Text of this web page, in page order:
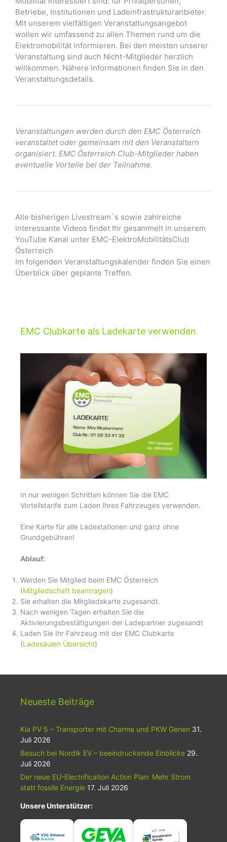
Betriebe, Institutionen und Ladeinfrastrukturanbieter.
Mit unserem vielfältigen Veranstaltungsangebot
wollen wir umfassend zu allen Themen rund um die
Elektromobilität informieren. Bei den meisten unserer
Veranstaltung sind auch Nicht-Mitglieder herzlich
willkommen. Nähere Informationen finden Sie in den
Veranstaltungsdetails.
Veranstaltungen werden durch den EMC Österreich
veranstaltet oder gemeinsam mit den Veranstaltern
organisiert. EMC Österreich Club-Mitglieder haben
eventuelle Vorteile bei der Teilnahme.
Alle bisherigen Livestream`s sowie zahlreiche
interessante Videos findet Ihr gesammelt in unserem
YouTube Kanal unter EMC-ElektroMobilitätsClub
Österreich
Im folgenden Veranstaltungskalender finden Sie einen
Überblick über geplante Treffen.
EMC Clubkarte als Ladekarte verwenden
In nur wenigen Schritten können Sie die EMC
Vorteilstarife zum Laden Ihres Fahrzeuges verwenden.
Eine Karte für alle Ladestationen und ganz ohne
Grundgebühren!
Ablauf:
Werden Sie Mitglied beim EMC Österreich
(Mitgliedschaft beantragen)
Sie erhalten die Mitgliedskarte zugesandt.
Nach wenigen Tagen erhalten Sie die
Aktivierungsbestätigungen der Ladepartner zugesandt
Laden Sie Ihr Fahrzeug mit der EMC Clubkarte
(Ladesäulen Übersicht)
Neueste Beiträge
Kia PV 5 – Transporter mit Charme und PKW Genen 31.
Juli 2026
Besuch bei Nordik EV – beeindruckende Einblicke 29.
Juli 2026
Der neue EU-Electrification Action Plan: Mehr Strom
statt fossile Energie 17. Juli 2026
Unsere Unterstützer: